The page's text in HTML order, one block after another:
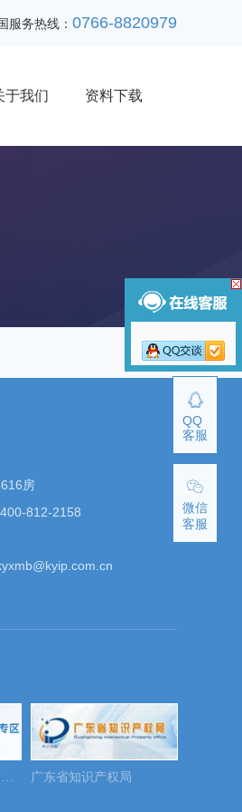
服务热线： 0766-8820979
于我们 资料下载
房
812-2158
广东省专利开放许可信息发布专区 广东省知识产权局
QQ
客服
微信
客服